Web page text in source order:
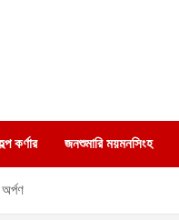
কর্ণার জনশুমারি ময়মনসিংহ